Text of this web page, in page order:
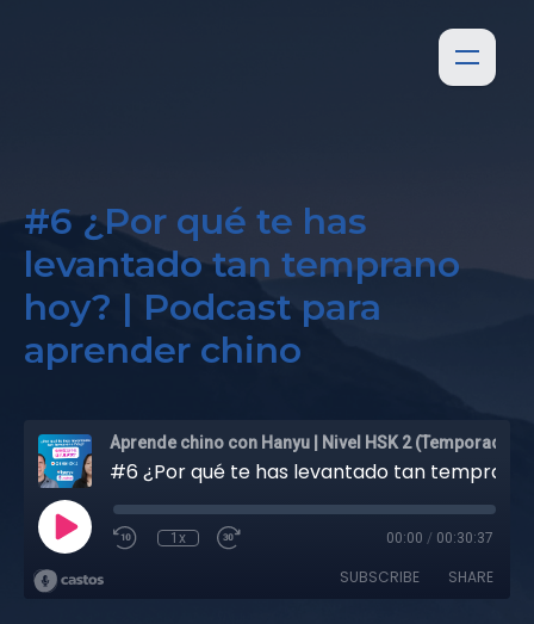
#6 ¿Por qué te has
levantado tan temprano
hoy? | Podcast para
aprender chino
1x 00:00 / 00:30:37
SUBSCRIBE SHARE